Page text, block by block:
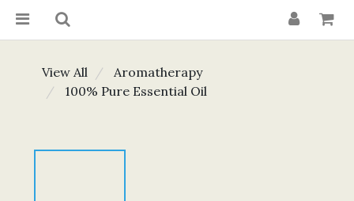
View All
Aromatherapy
100% Pure Essential Oil